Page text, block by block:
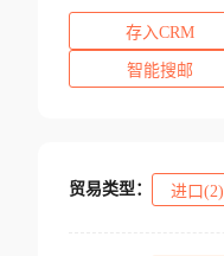
存入CRM
智能搜邮
贸易类型： 进口(2)